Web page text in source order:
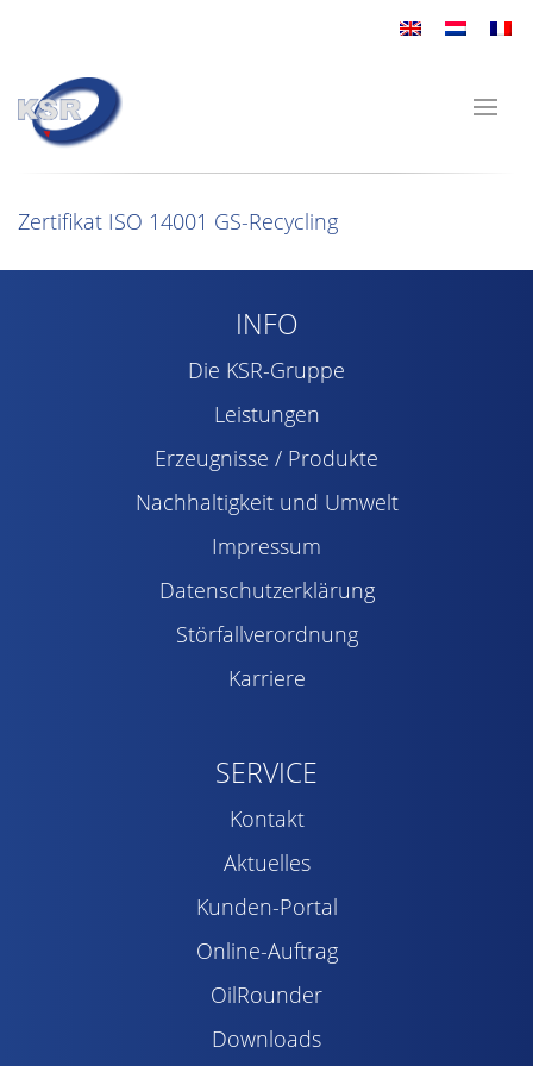
Zertifikat ISO 14001 GS-Recycling
INFO
Die KSR-Gruppe
Leistungen
Erzeugnisse / Produkte
Nachhaltigkeit und Umwelt
Impressum
Datenschutzerklärung
Störfallverordnung
Karriere
SERVICE
Kontakt
Aktuelles
Kunden-Portal
Online-Auftrag
OilRounder
Downloads